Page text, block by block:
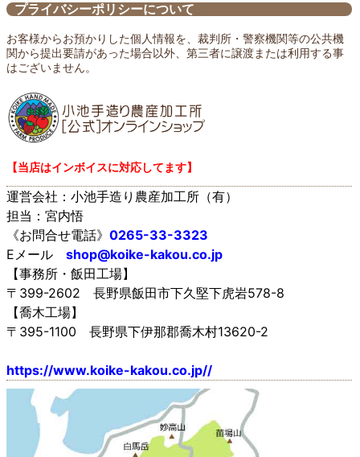
プライバシーポリシーについて
お客様からお預かりした個人情報を、裁判所・警察機関等の公共機
関から提出要請があった場合以外、第三者に譲渡または利用する事
はございません。
【当店はインボイスに対応してます】
運営会社：小池手造り農産加工所（有）
担当：宮内悟
《お問合せ電話》 0265-33-3323
Eメール shop@koike-kakou.co.jp
【事務所・飯田工場】
〒399-2602 長野県飯田市下久堅下虎岩578-8
【喬木工場】
〒395-1100 長野県下伊那郡喬木村13620-2
https://www.koike-kakou.co.jp//